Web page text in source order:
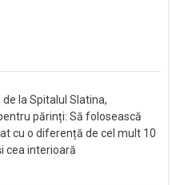
la Spitalul Slatina,
părinți: Să folosească
cu o diferență de cel mult 10
cea interioară